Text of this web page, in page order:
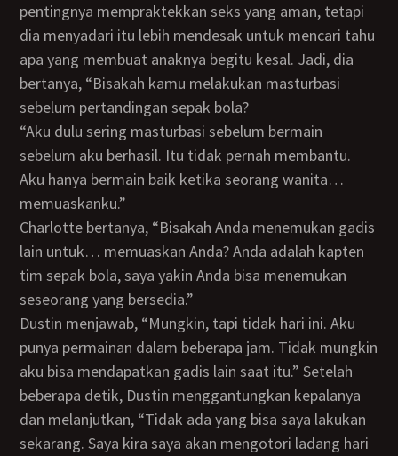
pentingnya mempraktekkan seks yang aman, tetapi
dia menyadari itu lebih mendesak untuk mencari tahu
apa yang membuat anaknya begitu kesal. Jadi, dia
bertanya, “Bisakah kamu melakukan masturbasi
sebelum pertandingan sepak bola?
“Aku dulu sering masturbasi sebelum bermain
sebelum aku berhasil. Itu tidak pernah membantu.
Aku hanya bermain baik ketika seorang wanita…
memuaskanku.”
Charlotte bertanya, “Bisakah Anda menemukan gadis
lain untuk… memuaskan Anda? Anda adalah kapten
tim sepak bola, saya yakin Anda bisa menemukan
seseorang yang bersedia.”
Dustin menjawab, “Mungkin, tapi tidak hari ini. Aku
punya permainan dalam beberapa jam. Tidak mungkin
aku bisa mendapatkan gadis lain saat itu.” Setelah
beberapa detik, Dustin menggantungkan kepalanya
dan melanjutkan, “Tidak ada yang bisa saya lakukan
sekarang. Saya kira saya akan mengotori ladang hari